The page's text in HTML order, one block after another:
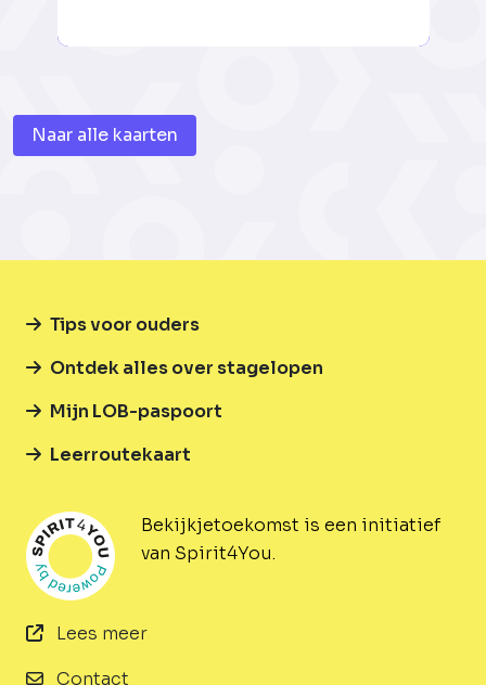
Naar alle kaarten
Bekijkjetoekomst is een initiatief
van Spirit4You.
Lees meer
Contact
Tips voor ouders
Ontdek alles over stagelopen
Mijn LOB-paspoort
Leerroutekaart